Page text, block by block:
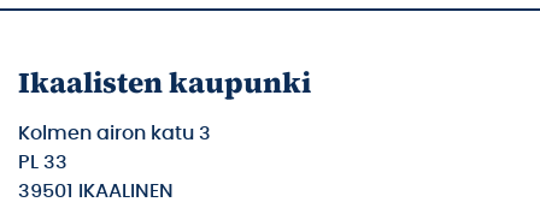
Ikaalisten kaupunki
Kolmen airon katu 3
PL 33
39501 IKAALINEN